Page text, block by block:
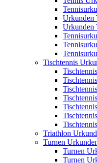
Urkunden
Urkunden
Tischtennis
Triathlon
Turnen
Turnen
Turnen